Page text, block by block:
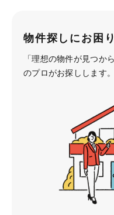
物件探しにお困
「理想の物件が見つか
のプロがお探しします。